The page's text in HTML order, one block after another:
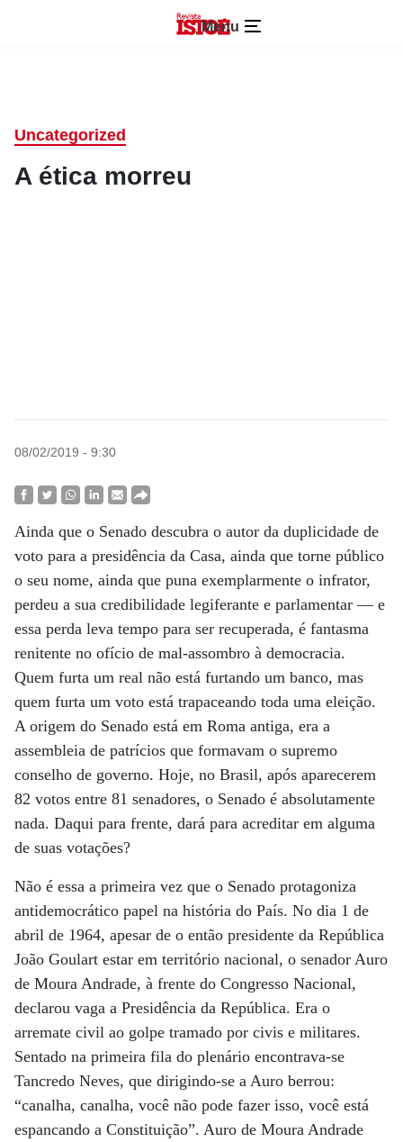
Menu
Uncategorized
A ética morreu
08/02/2019 - 9:30
Ainda que o Senado descubra o autor da duplicidade de
voto para a presidência da Casa, ainda que torne público
o seu nome, ainda que puna exemplarmente o infrator,
perdeu a sua credibilidade legiferante e parlamentar — e
essa perda leva tempo para ser recuperada, é fantasma
renitente no ofício de mal-assombro à democracia.
Quem furta um real não está furtando um banco, mas
quem furta um voto está trapaceando toda uma eleição.
A origem do Senado está em Roma antiga, era a
assembleia de patrícios que formavam o supremo
conselho de governo. Hoje, no Brasil, após aparecerem
82 votos entre 81 senadores, o Senado é absolutamente
nada. Daqui para frente, dará para acreditar em alguma
de suas votações?
Não é essa a primeira vez que o Senado protagoniza
antidemocrático papel na história do País. No dia 1 de
abril de 1964, apesar de o então presidente da República
João Goulart estar em território nacional, o senador Auro
de Moura Andrade, à frente do Congresso Nacional,
declarou vaga a Presidência da República. Era o
arremate civil ao golpe tramado por civis e militares.
Sentado na primeira fila do plenário encontrava-se
Tancredo Neves, que dirigindo-se a Auro berrou:
“canalha, canalha, você não pode fazer isso, você está
espancando a Constituição”. Auro de Moura Andrade